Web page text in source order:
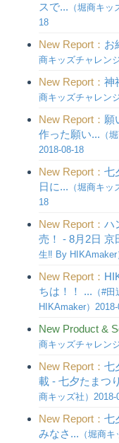
スで... （堀商キ
18
New Report： お
商キッズチャレン
New Report： 神
商キッズチャレン
New Report： 願
作った願い... （
2018-08-18
New Report： 七
日に... （堀商キ
18
New Report： ハ
売！ - 8月2日 京
生‼︎ By HIKAmaker
New Report：
ちは！！ ... （#
HIKAmaker）
New Product &
商キッズチャレン
New Report： 七
載 - 七夕たまつ
商キッズ社）2018-
New Report： 七
みなさ... （堀商